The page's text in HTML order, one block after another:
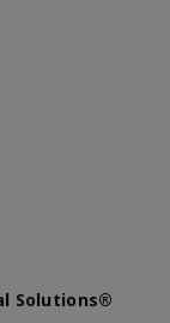
Solutions®